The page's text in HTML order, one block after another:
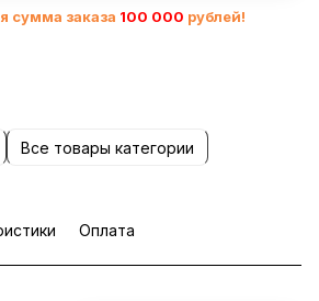
сумма заказа 100 000 рублей!
Все товары категории
Оплата